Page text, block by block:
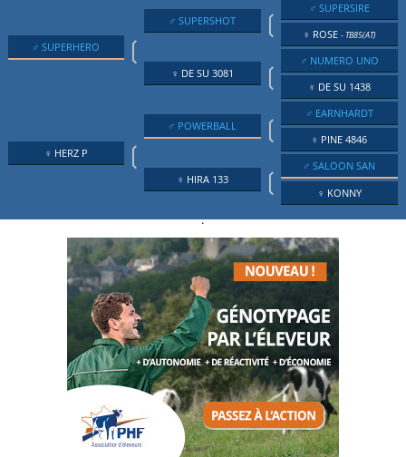
♂ SUPERHERO ❲
♂ SUPERSHOT ❲
♂ SUPERSIRE
♀ ROSE - TB85(AT)
♀ DE SU 3081 ❲
♂ NUMERO UNO
♀ DE SU 1438
♀ HERZ P ❲
♂ POWERBALL ❲
♂ EARNHARDT
♀ PINE 4846
♀ HIRA 133 ❲
♂ SALOON SAN
♀ KONNY
.